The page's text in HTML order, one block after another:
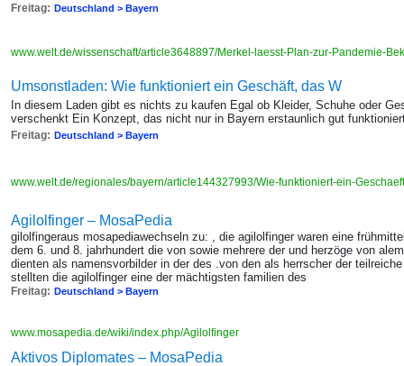
Freitag: Deutschland > Bayern
www.welt.de/wissenschaft/article3648897/Merkel-laesst-Plan-zur-Pandemie-
Umsonstladen: Wie funktioniert ein Geschäft, das W
In diesem Laden gibt es nichts zu kaufen Egal ob Kleider, Schuhe oder
verschenkt Ein Konzept, das nicht nur in Bayern erstaunlich gut
Freitag: Deutschland > Bayern
www.welt.de/regionales/bayern/article144327993/Wie-funktioniert-ein-
Agilolfinger – MosaPedia
gilolfingeraus mosapediawechseln zu: , die agilolfinger waren eine
dem 6. und 8. jahrhundert die von sowie mehrere der und herzöge von
dienten als namensvorbilder in der des .von den als herrscher der
stellten die agilolfinger eine der mächtigsten familien des
Freitag: Deutschland > Bayern
www.mosapedia.de/wiki/index.php/Agilolfinger
Aktivos Diplomates – MosaPedia